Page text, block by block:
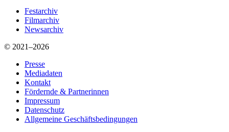
Festarchiv
Filmarchiv
Newsarchiv
© 2021–2026
Presse
Mediadaten
Kontakt
Fördernde & Partnerinnen
Impressum
Datenschutz
Allgemeine Geschäftsbedingungen